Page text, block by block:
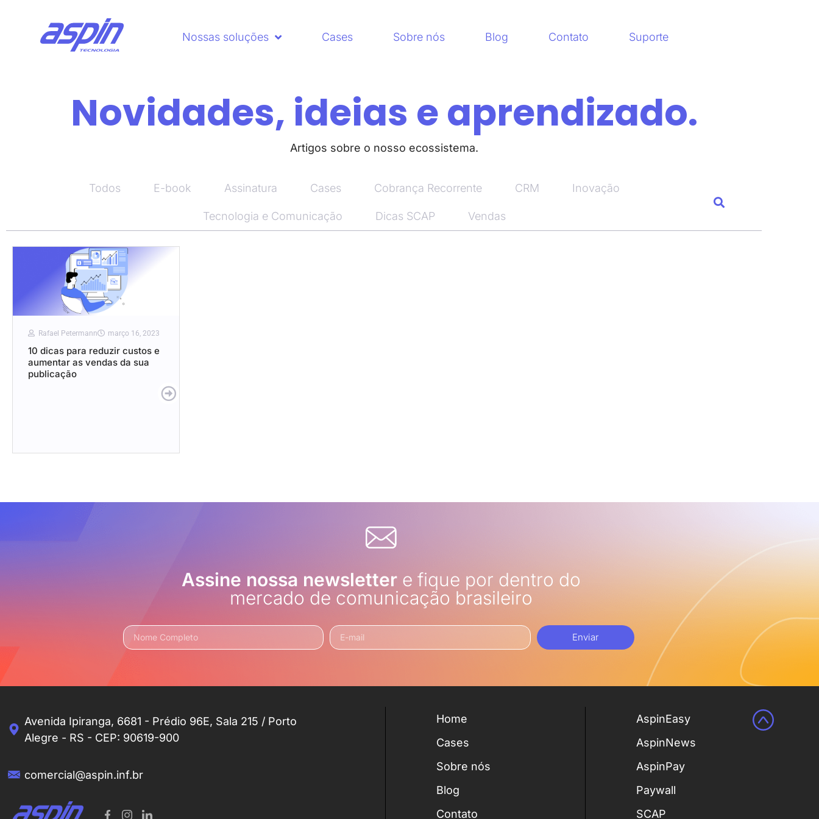
Nossas soluções Cases Sobre nós Blog Contato Suporte
Novidades, ideias e aprendizado.
Artigos sobre o nosso ecossistema.
Todos E-book Assinatura Cases Cobrança Recorrente CRM Inovação
Tecnologia e Comunicação Dicas SCAP Vendas
Rafael Petermann março 16, 2023
10 dicas para reduzir custos e
aumentar as vendas da sua
publicação
Assine nossa newslettere fique por dentro do
mercado de comunicação brasileiro
Enviar
Avenida Ipiranga, 6681 - Prédio 96E, Sala 215 / Porto
Alegre - RS - CEP: 90619-900
comercial@aspin.inf.br
Home
Cases
Sobre nós
Blog
Contato
AspinEasy
AspinNews
AspinPay
Paywall
SCAP